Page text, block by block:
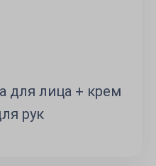
для лица + крем
рук